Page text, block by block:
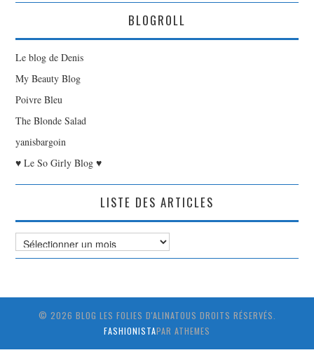
BLOGROLL
Le blog de Denis
My Beauty Blog
Poivre Bleu
The Blonde Salad
yanisbargoin
♥ Le So Girly Blog ♥
LISTE DES ARTICLES
Liste
des
© 2026 BLOG LES FOLIES D'ALINATOUS DROITS RÉSERVÉS.
FASHIONISTAPAR ATHEMES